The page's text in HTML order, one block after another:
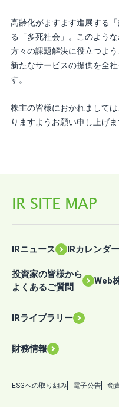
高齢化がますます進展する
る「多死社会」。このよう
方々の課題解決に役立つよ
新たなサービスの提供を全
す。
株主の皆様におかれまして
りますようお願い申し上げま
IR SITE MAP
IRニュース IRカレンダー
投資家の皆様から
よくあるご質問
Web
IRライブラリー
財務情報
ESGへの取り組み 電子公告 免